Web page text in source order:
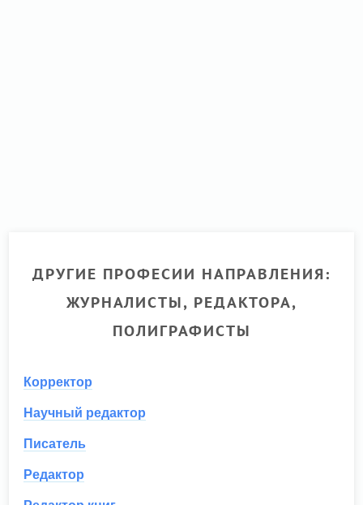
ДРУГИЕ ПРОФЕСИИ НАПРАВЛЕНИЯ:
ЖУРНАЛИСТЫ, РЕДАКТОРА,
ПОЛИГРАФИСТЫ
Корректор
Научный редактор
Писатель
Редактор